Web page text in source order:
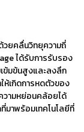
วยคลื่นวิทยุความถี่
ได้รับการรับรอง
ข้มข้นสูงและลงลึก
ห้เกิดการหดตัวของ
วามหย่อนคล้อยได้
มาพร้อมเทคโนโลยีที่